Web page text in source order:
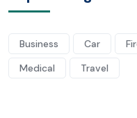
Business Car
Medical
Travel